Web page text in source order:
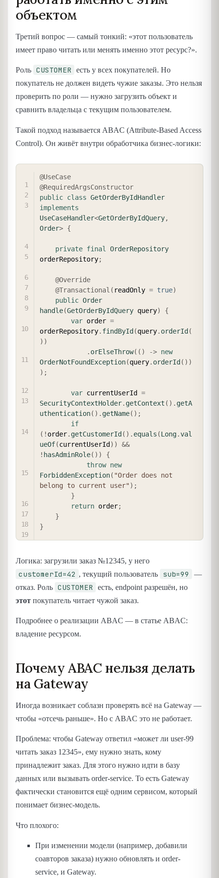
объектом
Третий вопрос — самый тонкий: «этот пользователь
имеет право читать или менять именно этот ресурс?».
Роль CUSTOMER
есть у всех покупателей. Но
покупатель не должен видеть чужие заказы. Это нельзя
проверить по роли — нужно загрузить объект и
сравнить владельца с текущим пользователем.
Такой подход называется ABAC (Attribute-Based Access
Control). Он живёт внутри обработчика бизнес-логики:
@UseCase
@RequiredArgsConstructor
public class GetOrderByIdHandler
implements
UseCaseHandler<GetOrderByIdQuery,
Order> {
private final
OrderRepository
orderRepository;
@Override
@Transactional ( readOnly = true)
public Order
handle(GetOrderByIdQuery query)
{
var order =
orderRepository. findById (query. orderId (
) )
. orElseThrow( ( ) -> new
OrderNotFoundException(query. orderId ( ) )
) ;
var currentUserId =
SecurityContextHolder. getContext ( ) . getA
uthentication( ) . getName( ) ;
if
( ! order. getCustomerId ( ) . equals (Long.val
ueOf(currentUserId ) )
&&
! hasAdminRole( ) )
{
throw new
ForbiddenException( "Order does not
belong to current user") ;
}
return order;
}
}
Логика: загрузили заказ №12345, у него
customerId=42 , текущий пользователь sub=99
—
отказ. Роль CUSTOMER
есть, endpoint разрешён, но
этот покупатель читает чужой заказ.
Подробнее о реализации ABAC — в статье ABAC:
владение ресурсом.
Почему ABAC нельзя делать
на Gateway
Иногда возникает соблазн проверять всё на Gateway —
чтобы «отсечь раньше». Но с ABAC это не работает.
Проблема: чтобы Gateway ответил «может ли user-99
читать заказ 12345», ему нужно знать, кому
принадлежит заказ. Для этого нужно идти в базу
данных или вызывать order-service. То есть Gateway
фактически становится ещё одним сервисом, который
понимает бизнес-модель.
Что плохого:
При изменении модели (например, добавили
соавторов заказа) нужно обновлять и order-
service, и Gateway.